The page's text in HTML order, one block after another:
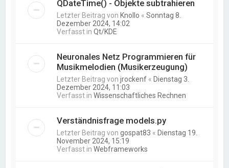
QDateTime() - Objekte subtrahieren
Letzter Beitrag von Knollo «Sonntag 8.
Dezember 2024, 14:02
Verfasst inQt/KDE
Neuronales Netz Programmieren für
Musikmelodien (Musikerzeugung)
Letzter Beitrag vonjrockenf « Dienstag 3.
Dezember 2024, 11:03
Verfasst inWissenschaftliches Rechnen
Verständnisfrage models.py
Letzter Beitrag vongospat83 « Dienstag 19.
November 2024, 15:19
Verfasst inWebframeworks